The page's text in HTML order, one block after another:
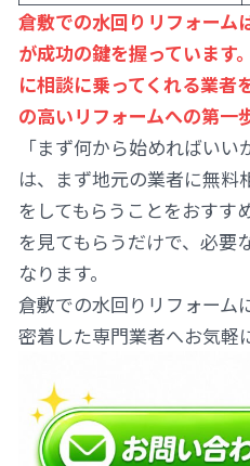
倉敷での水回りリフォーム
が成功の鍵を握っています
に相談に乗ってくれる業者
の高いリフォームへの第一
「まず何から始めればい
は、まず地元の業者に無
をしてもらうことをおすす
を見てもらうだけで、必要
なります。
倉敷での水回りリフォーム
密着した専門業者へお気軽